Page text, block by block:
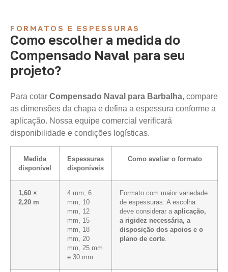
FORMATOS E ESPESSURAS
Como escolher a medida do
Compensado Naval para seu
projeto?
Para cotar Compensado Naval para Barbalha, compare
as dimensões da chapa e defina a espessura conforme a
aplicação. Nossa equipe comercial verificará
disponibilidade e condições logísticas.
Medida
disponível
Espessuras
disponíveis
Como avaliar o formato
1,60 ×
2,20 m
4 mm, 6
mm, 10
mm, 12
mm, 15
mm, 18
mm, 20
mm, 25 mm
e 30 mm
Formato com maior variedade
de espessuras. A escolha
deve considerar a aplicação,
a rigidez necessária, a
disposição dos apoios e o
plano de corte.